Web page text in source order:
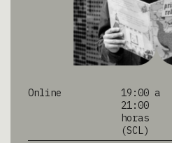
Online
19:00 a
21:00
horas
(SCL)